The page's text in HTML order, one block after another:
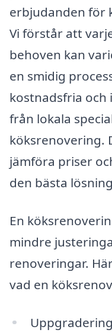
erbjudanden för
Vi förstår att
behoven kan
en smidig
kostnadsfria
från lokala
köksrenovering.
jämföra priser
den bästa
En
mindre
renoveringar.
vad en